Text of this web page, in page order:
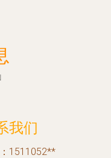
我们
1511052**